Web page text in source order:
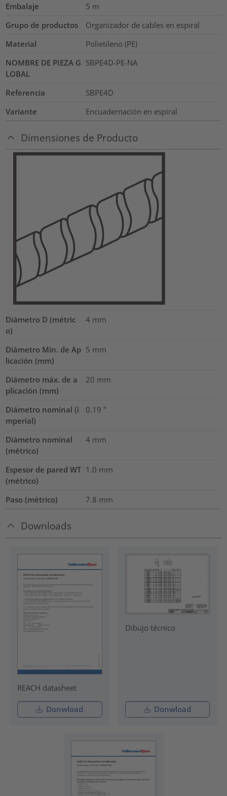
Embalaje 5 m
Grupo de productos
Organizador de cables en espiral
Material
Polietileno (PE)
NOMBRE DE PIEZA G
LOBAL
SBPE4D-PE-NA
Referencia
SBPE4D
Variante
Encuadernación en espiral
Dimensiones de Producto
Diámetro D (métric
o)
4 mm
Diámetro Min. de Ap
licación (mm)
5 mm
Diámetro máx. de a
plicación (mm)
20 mm
Diámetro nominal (i
mperial)
0.19 "
Diámetro nominal
(métrico)
4 mm
Espesor de pared WT
(métrico)
1.0 mm
Paso (métrico) 7.8 mm
Downloads
REACH datasheet
Donwload
Dibujo técnico
Donwload